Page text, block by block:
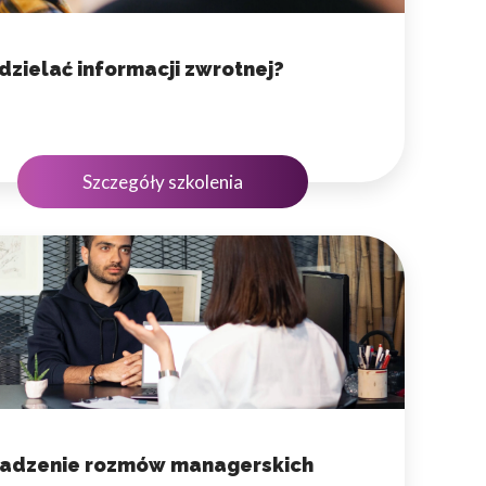
informacji zwrotnej?
Szczegóły szkolenia
rozmów managerskich
zachowują się
jest wyświetlanie
wydawców i
ciasteczek.
wszystko